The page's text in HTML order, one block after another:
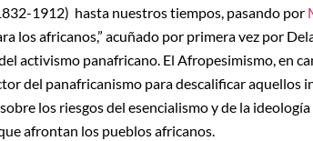
1912) hasta nuestros tiempos, pasando por
los africanos,” acuñado por primera vez por
activismo panafricano. El Afropesimismo, en
del panafricanismo para descalificar aquellos
los riesgos del esencialismo y de la
afrontan los pueblos africanos.